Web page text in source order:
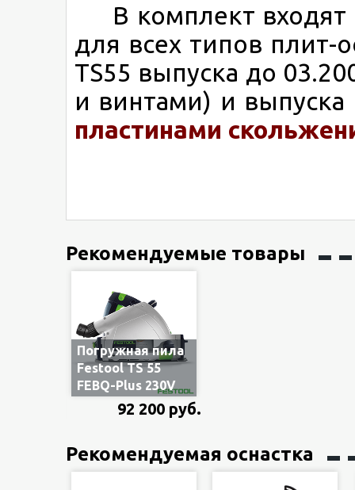
В комплект входят
для всех типов плит-
TS55 выпуска до
и винтами) и выпуска
пластинами
Рекомендуемые товары
Погружная пила
Festool TS 55
FEBQ-Plus 230V
561551/576703 в
92 200 руб.
Рекомендуемая оснастка